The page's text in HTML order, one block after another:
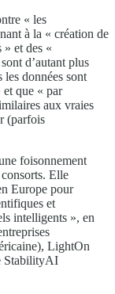
« les
à la « création de
» et des «
d’autant plus
les données sont
et que « par
aux vraies
(parfois
foisonnement
Elle
Europe pour
et
intelligents », en
LightOn
StabilityAI